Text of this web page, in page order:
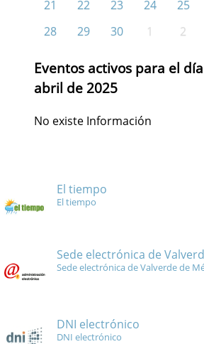
21
22 23 24 25
28
29 30 1 2
Eventos activos para el
abril de 2025
No existe Información
El tiempo
El tiempo
Sede electrónica de
Sede electrónica de Valverde de
DNI electrónico
DNI electrónico